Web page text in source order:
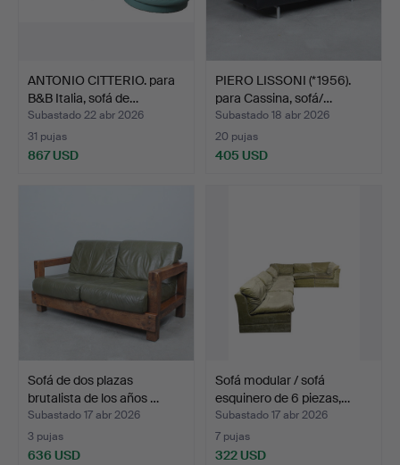
ANTONIO CITTERIO. para
B&B Italia, sofá de…
Subastado 22 abr 2026
31 pujas
867 USD
PIERO LISSONI (*1956).
para Cassina, sofá/…
Subastado 18 abr 2026
20 pujas
405 USD
Sofá de dos plazas
brutalista de los años …
Subastado 17 abr 2026
3 pujas
636 USD
Sofá modular / sofá
esquinero de 6 piezas,…
Subastado 17 abr 2026
7 pujas
322 USD